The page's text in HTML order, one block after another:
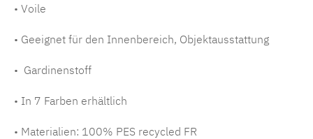
• Voile
• Geeignet für den Innenbereich, Objektausstattung
• Gardinenstoff
• In 7 Farben erhältlich
• Materialien: 100% PES recycled FR